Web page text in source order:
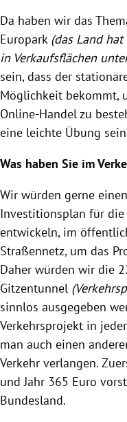
Da haben wir das
Europark (das Land
in Verkaufsflächen
sein, dass der
Möglichkeit bekommt,
Online-Handel zu
eine leichte Übung
Was haben Sie im
Wir würden gerne
Investitionsplan für die
entwickeln, im
Straßennetz, um das
Daher würden wir die
Gitzentunnel
sinnlos ausgegeben
Verkehrsprojekt in
man auch einen
Verkehr verlangen.
und Jahr 365 Euro
Bundesland.